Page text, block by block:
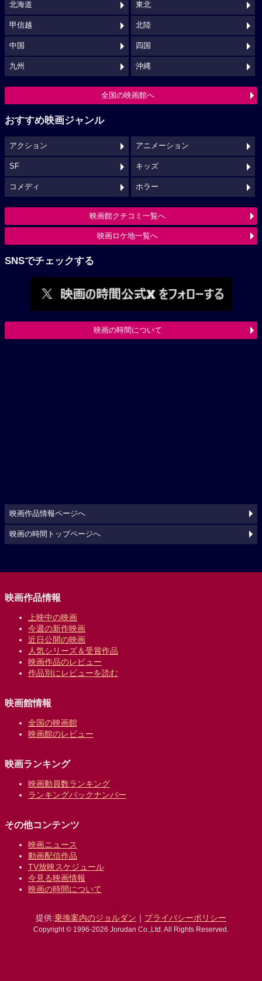
北海道 東北
甲信越 北陸
中国 四国
九州 沖縄
全国の映画館へ
おすすめ映画ジャンル
アクション アニメーション
SF キッズ
コメディ ホラー
映画館クチコミ一覧へ
映画ロケ地一覧へ
SNSでチェックする
映画の時間について
映画作品情報ページへ
映画の時間トップページへ
映画作品情報
上映中の映画
今週の新作映画
近日公開の映画
人気シリーズ＆受賞作品
映画作品のレビュー
作品別にレビューを読む
映画館情報
全国の映画館
映画館のレビュー
映画ランキング
映画動員数ランキング
ランキングバックナンバー
その他コンテンツ
映画ニュース
動画配信作品
TV放映スケジュール
今見る映画情報
映画の時間について
提供:乗換案内のジョルダン ｜ プライバシーポリシー
Copyright © 1996-2026 Jorudan Co.,Ltd. All Rights Reserved.